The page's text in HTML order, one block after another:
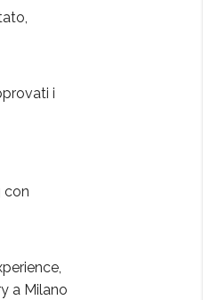
i
con
a Milano